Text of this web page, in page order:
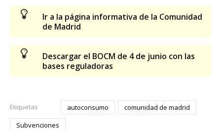
Ir a la página informativa de la Comunidad
de Madrid
Descargar el BOCM de 4 de junio con las
bases reguladoras
Etiquetas autoconsumo
comunidad de madrid
Subvenciones